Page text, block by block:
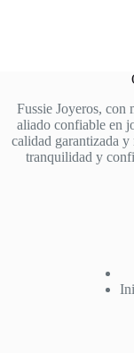
Fussie Joyeros, con
aliado confiable en
calidad garantizada
tranquilidad y